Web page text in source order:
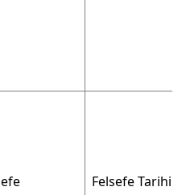
Felsefe Tarihi